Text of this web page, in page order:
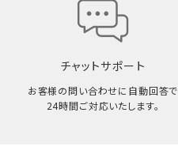
チャットサポート
お客様の問い合わせに自動回答で
24時間ご対応いたします。